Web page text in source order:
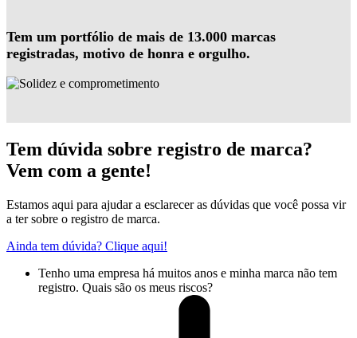
Tem um portfólio de mais de 13.000 marcas
registradas, motivo de honra e orgulho.
Tem dúvida sobre registro de marca?
Vem com a gente!
Estamos aqui para ajudar a esclarecer as dúvidas que você possa vir
a ter sobre o registro de marca.
Ainda tem dúvida? Clique aqui!
Tenho uma empresa há muitos anos e minha marca não tem
registro. Quais são os meus riscos?